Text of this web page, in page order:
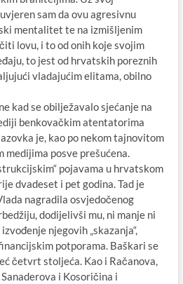
sam da ovu agresivnu
mentalitet te na izmišljenim
lovu, i to od onih koje svojim
to jest od hrvatskih poreznih
vladajućim elitama, obilno
kad se obilježavalo sjećanje na
benkovačkim atentatorima
je, kao po nekom tajnovitom
medijima posve prešućena.
pojavama u hrvatskom
dvadeset i pet godina. Tad je
nagradila osvjedočenog
dodijelivši mu, ni manje ni
njegovih „skazanja“,
potporama. Baškari se
četvrt stoljeća. Kao i Račanova,
i Kosoričina i